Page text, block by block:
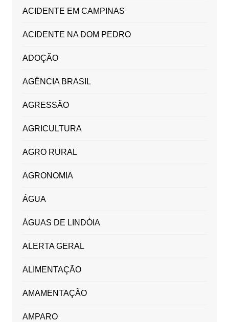
ACIDENTE EM CAMPINAS
ACIDENTE NA DOM PEDRO
ADOÇÃO
AGÊNCIA BRASIL
AGRESSÃO
AGRICULTURA
AGRO RURAL
AGRONOMIA
ÁGUA
ÁGUAS DE LINDÓIA
ALERTA GERAL
ALIMENTAÇÃO
AMAMENTAÇÃO
AMPARO